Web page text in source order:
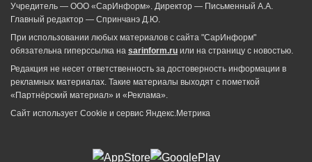
Учредитель — ООО «СарИнформ». Директор — Письменный А.А.
Главный редактор — Спринчанэ Д.Ю.
При использовании любых материалов с сайта "СарИнформ"
обязательна гиперссылка на sarinform.ru или на страницу с новостью.
Редакция не несет ответственность за достоверность информации в
рекламных материалах. Такие материалы выходят с пометкой
«Партнёрский материал» и «Реклама».
Сайт использует Cookie и сервиc Яндекс.Метрика